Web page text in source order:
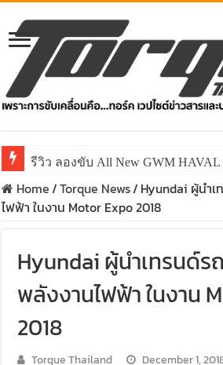
รีวิว ลองขับ All New GWM
Home/Torque News/ Hyundai ผู้นำ
ไฟฟ้า ในงาน Motor Expo 2018
Hyundai ผู้นำเทรนด์
พลังงานไฟฟ้า ในงาน
2018
Torque Thailand
December 1,